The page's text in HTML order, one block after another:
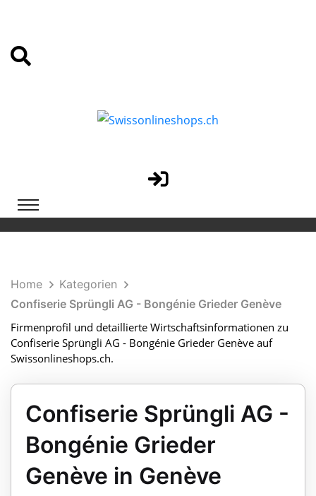
Home
Kategorien
Confiserie Sprüngli AG - Bongénie Grieder Genève
Firmenprofil und detaillierte Wirtschaftsinformationen zu
Confiserie Sprüngli AG - Bongénie Grieder Genève auf
Swissonlineshops.ch.
Confiserie Sprüngli AG -
Bongénie Grieder
Genève in Genève